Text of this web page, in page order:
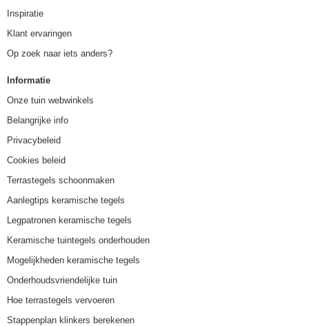
Inspiratie
Klant ervaringen
Op zoek naar iets anders?
Informatie
Onze tuin webwinkels
Belangrijke info
Privacybeleid
Cookies beleid
Terrastegels schoonmaken
Aanlegtips keramische tegels
Legpatronen keramische tegels
Keramische tuintegels onderhouden
Mogelijkheden keramische tegels
Onderhoudsvriendelijke tuin
Hoe terrastegels vervoeren
Stappenplan klinkers berekenen